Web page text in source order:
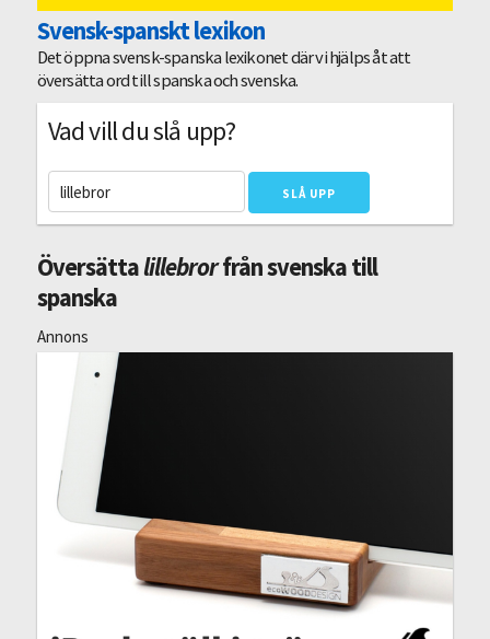
Svensk-spanskt lexikon
Det öppna svensk-spanska lexikonet där vi hjälps åt att
översätta ord till spanska och svenska.
Vad vill du slå upp?
Översättalillebrorfrån svenska till
spanska
Annons